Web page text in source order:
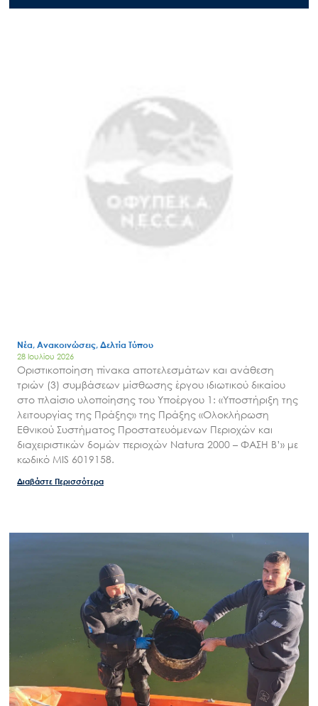
Νέα, Ανακοινώσεις, Δελτία Τύπου
28 Ιουλίου 2026
Οριστικοποίηση πίνακα αποτελεσμάτων και ανάθεση
τριών (3) συμβάσεων μίσθωσης έργου ιδιωτικού δικαίου
στο πλαίσιο υλοποίησης του Υποέργου 1: «Υποστήριξη της
λειτουργίας της Πράξης» της Πράξης «Ολοκλήρωση
Εθνικού Συστήματος Προστατευόμενων Περιοχών και
διαχειριστικών δομών περιοχών Natura 2000 – ΦΑΣΗ Β’» με
κωδικό MIS 6019158.
Διαβάστε Περισσότερα